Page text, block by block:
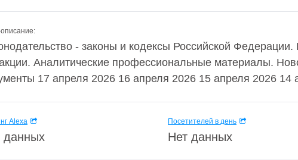
- законы и кодексы Российской
Аналитические профессиональные материалы.
17 апреля 2026 16 апреля 2026 15 апреля 2026 14
Alexa
данных
Посетителей в день
Нет данных